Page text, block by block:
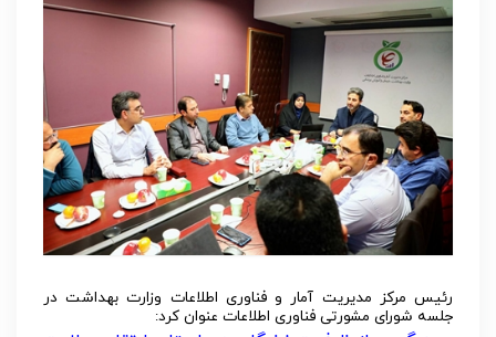
رئیس مرکز مدیریت آمار و فناوری اطلاعات وزارت بهداشت در
جلسه شورای مشورتی فناوری اطلاعات عنوان کرد: